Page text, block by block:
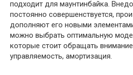
подходит для маунтинбайка.
постоянно совершенствуется,
дополняют его новыми
можно выбрать оптимальную
которые стоит обращать
управляемость, амортизация.